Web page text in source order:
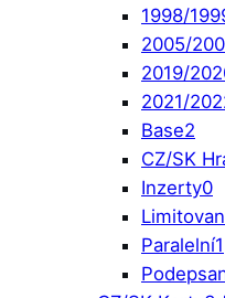
1998/
2005/
2019/
2021/
Base2
CZ/SK
Inzerty0
Paralelní1